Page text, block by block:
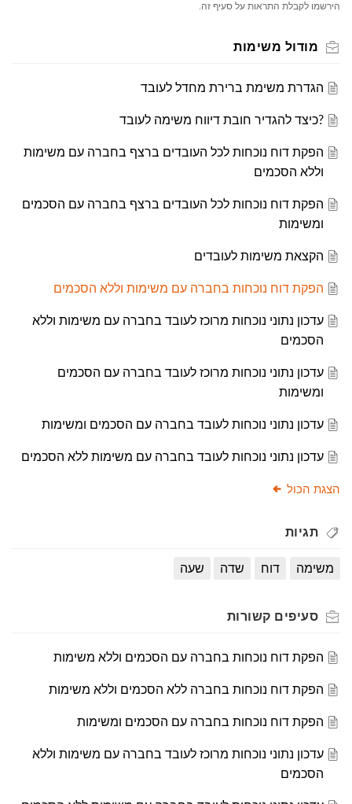
הירשמו לקבלת התראות על סעיף זה.
מודול משימות
הגדרת משימת ברירת מחדל לעובד
?כיצד להגדיר חובת דיווח משימה לעובד
הפקת דוח נוכחות לכל העובדים ברצף בחברה עם משימות
וללא הסכמים
הפקת דוח נוכחות לכל העובדים ברצף בחברה עם הסכמים
ומשימות
הקצאת משימות לעובדים
הפקת דוח נוכחות בחברה עם משימות וללא הסכמים
עדכון נתוני נוכחות מרוכז לעובד בחברה עם משימות וללא
הסכמים
עדכון נתוני נוכחות מרוכז לעובד בחברה עם הסכמים
ומשימות
עדכון נתוני נוכחות לעובד בחברה עם הסכמים ומשימות
עדכון נתוני נוכחות לעובד בחברה עם משימות ללא הסכמים
הצגת הכול
תגיות
משימה דוח שדה שעה
סעיפים קשורות
הפקת דוח נוכחות בחברה עם הסכמים וללא משימות
הפקת דוח נוכחות בחברה ללא הסכמים וללא משימות
הפקת דוח נוכחות בחברה עם הסכמים ומשימות
עדכון נתוני נוכחות מרוכז לעובד בחברה עם משימות וללא
הסכמים